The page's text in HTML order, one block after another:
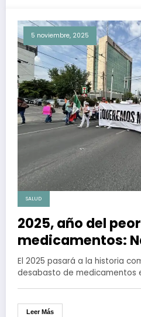
5 noviembre, 2025
SALUD
2025, año del
medicamentos:
El 2025 pasará a la historia
desabasto de medicamentos
Leer Más